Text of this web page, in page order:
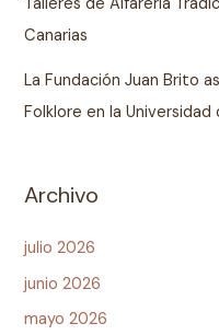
Canarias
La Fundación Juan Brito
Folklore en la Universidad
Archivo
julio 2026
junio 2026
mayo 2026